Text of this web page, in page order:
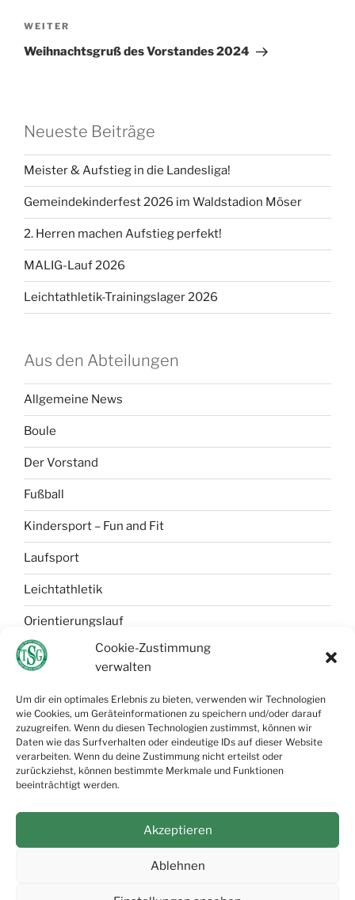
Cookie-Zustimmung
verwalten
Um dir ein optimales Erlebnis zu bieten, verwenden wir Technologien
wie Cookies, um Geräteinformationen zu speichern und/oder darauf
zuzugreifen. Wenn du diesen Technologien zustimmst, können wir
Daten wie das Surfverhalten oder eindeutige IDs auf dieser Website
verarbeiten. Wenn du deine Zustimmung nicht erteilst oder
zurückziehst, können bestimmte Merkmale und Funktionen
beeinträchtigt werden.
Akzeptieren
Ablehnen
Nächster
Beitrag
WEITER
Weihnachtsgruß des Vorstandes 2024
Neueste Beiträge
Meister & Aufstieg in die Landesliga!
Gemeindekinderfest 2026 im Waldstadion Möser
2. Herren machen Aufstieg perfekt!
MALIG-Lauf 2026
Leichtathletik-Trainingslager 2026
Aus den Abteilungen
Allgemeine News
Boule
Der Vorstand
Fußball
Kindersport – Fun and Fit
Laufsport
Leichtathletik
Orientierungslauf
Selbstverteidigung
Wandern
Twitch